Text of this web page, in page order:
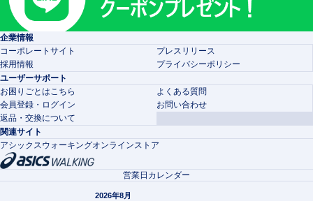
企業情報
コーポレートサイト
プレスリリース
採用情報
プライバシーポリシー
ユーザーサポート
お困りごとはこちら
よくある質問
会員登録・ログイン
お問い合わせ
返品・交換について
関連サイト
アシックスウォーキングオンラインストア
営業日カレンダー
2026年8月